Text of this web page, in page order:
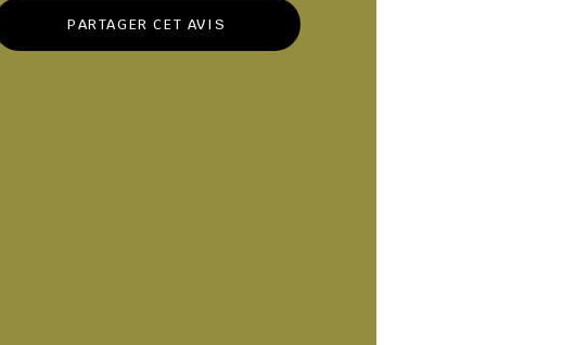
PARTAGER CET AVIS